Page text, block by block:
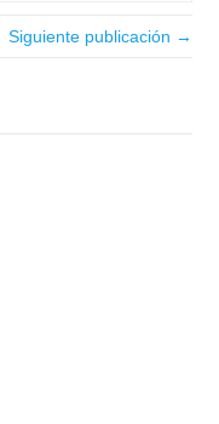
Siguiente publicación →